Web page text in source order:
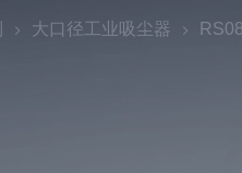
大口径工业吸尘器